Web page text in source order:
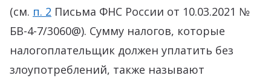
(см. п. 2 Письма ФНС России от 10.03.2021 №
БВ-4-7/3060@). Сумму налогов, которые
налогоплательщик должен уплатить без
злоупотреблений, также называют